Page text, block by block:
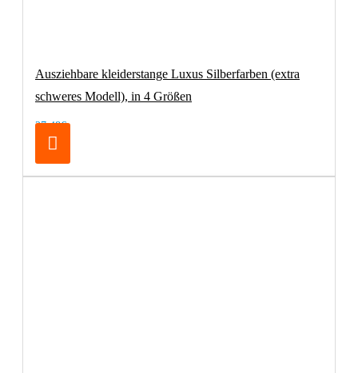
Ausziehbare kleiderstange Luxus Silberfarben (extra
schweres Modell), in 4 Größen
27,48€